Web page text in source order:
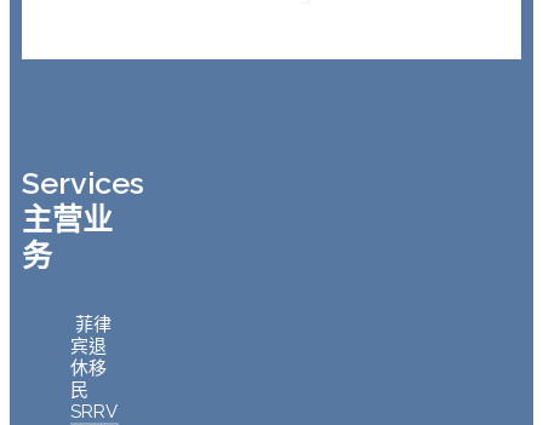
Services
主营业
务
菲律
宾退
休移
民
SRRV